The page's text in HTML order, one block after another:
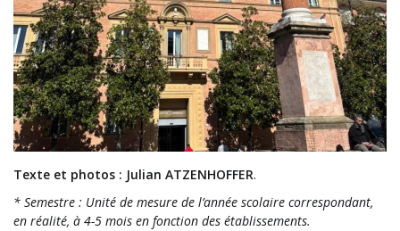
Texte et photos : Julian ATZENHOFFER.
* Semestre : Unité de mesure de l’année scolaire correspondant,
en réalité, à 4-5 mois en fonction des établissements.